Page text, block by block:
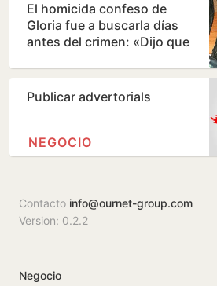
El homicida confeso de
Gloria fue a buscarla días
antes del crimen: «Dijo que
Publicar advertorials
NEGOCIO
Contacto info@ournet-group.com
Version: 0.2.2
Negocio